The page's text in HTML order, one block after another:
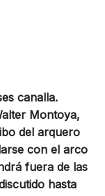
canalla.
Montoya,
del arquero
con el arco
fuera de las
hasta